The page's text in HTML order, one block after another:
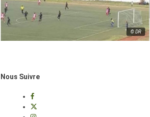
© DR
Nous Suivre